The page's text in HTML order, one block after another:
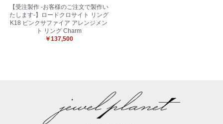
【受注製作 -お客様のご注文で製作い
たします-】ロードクロサイト リング
K18 ピンクサファイア アレンジメン
ト リング Charm
￥137,500